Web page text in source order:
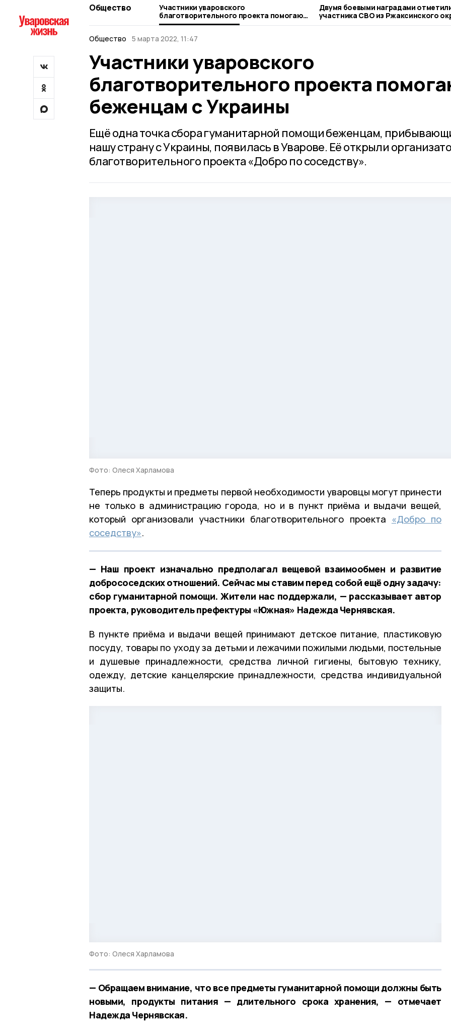
Общество
Участники уваровского
благотворительного проекта помогают
беженцам с Украины
Двумя боевыми наградами
участника СВО из Ржаксинского
Общество 5 марта 2022, 11:47
Участники уваровского
благотворительного проекта
беженцам с Украины
Ещё одна точка сбора гуманитарной помощи беженцам,
нашу страну с Украины, появилась в Уварове. Её открыли
благотворительного проекта «Добро по соседству».
Фото: Олеся Харламова
Теперь продукты и предметы первой необходимости уваровцы могут принести
не только в администрацию города, но и в пункт приёма и выдачи вещей,
который организовали участники благотворительного проекта «Добро по
соседству».
— Наш проект изначально предполагал вещевой взаимообмен и развитие
добрососедских отношений. Сейчас мы ставим перед собой ещё одну задачу:
сбор гуманитарной помощи. Жители нас поддержали, — рассказывает автор
проекта, руководитель префектуры «Южная» Надежда Чернявская.
В пункте приёма и выдачи вещей принимают детское питание, пластиковую
посуду, товары по уходу за детьми и лежачими пожилыми людьми, постельные
и душевые принадлежности, средства личной гигиены, бытовую технику,
одежду, детские канцелярские принадлежности, средства индивидуальной
защиты.
Фото: Олеся Харламова
— Обращаем внимание, что все предметы гуманитарной помощи должны быть
новыми, продукты питания — длительного срока хранения, — отмечает
Надежда Чернявская.